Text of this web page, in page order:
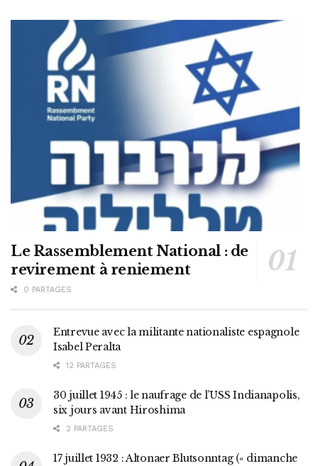
Le Rassemblement National : de
revirement à reniement
0 PARTAGES
Entrevue avec la militante nationaliste espagnole
Isabel Peralta
12 PARTAGES
30 juillet 1945 : le naufrage de l’USS Indianapolis,
six jours avant Hiroshima
2 PARTAGES
17 juillet 1932 : Altonaer Blutsonntag (« dimanche